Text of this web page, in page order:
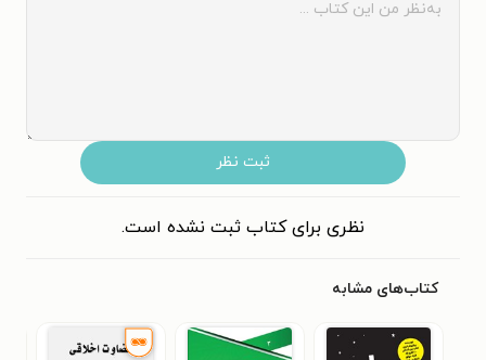
ثبت نظر
نظری برای کتاب ثبت نشده است.
کتاب‌های مشابه